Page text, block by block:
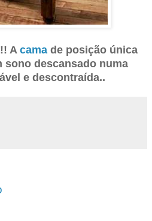
!! A camade posição única
sono descansado numa
e descontraída..